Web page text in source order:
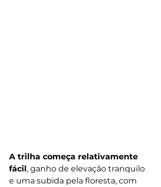
A trilha começa relativamente
fácil, ganho de elevação tranquilo
e uma subida pela floresta, com